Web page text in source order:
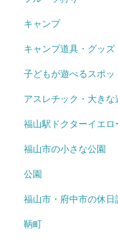
キャンプ
キャンプ道具・グッズ
子どもが遊べるスポッ
アスレチック・大きな
福山駅ドクターイエロ
福山市の小さな公園
公園
福山市・府中市の休日
鞆町